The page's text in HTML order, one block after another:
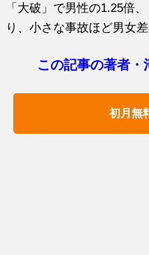
「大破」で男性の1.25倍
り、小さな事故ほど男女
この記事の著者
初月無